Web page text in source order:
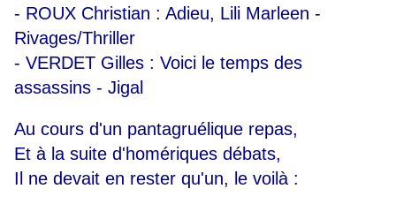
- ROUX Christian : Adieu, Lili Marleen -
Rivages/Thriller
- VERDET Gilles : Voici le temps des
assassins - Jigal
Au cours d'un pantagruélique repas,
Et à la suite d'homériques débats,
Il ne devait en rester qu'un, le voilà :